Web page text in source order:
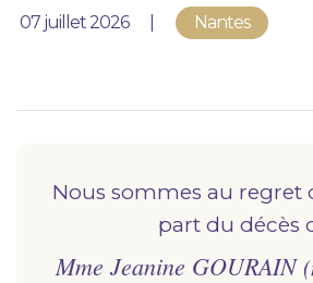
Nous vous accompagnons.
Nos produits en marbrerie
marbrerie pour accompagner
défunt. Découvrez nos gammes
Demander un devis marbrerie
Publié le
07 juillet 2026 Nantes
Nous sommes au regret
part du décès
Mme Jeanine GOURAIN